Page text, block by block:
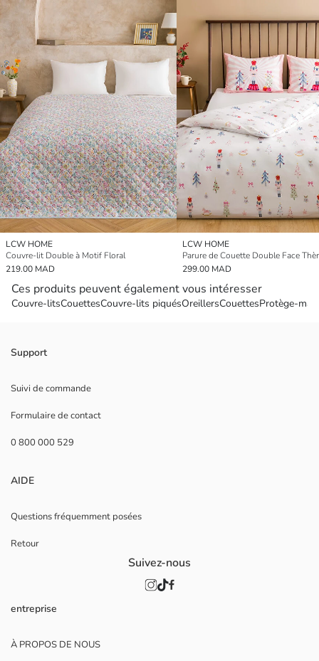
LCW HOME
Couvre-lit Double à Motif Floral
219.00 MAD
LCW HOME
299.00 MAD
Ces produits peuvent également vous intéresser
Couvre-litsCouettesCouvre-lits piquésOreillersCouettesProtège-
Support
Suivi de commande
Formulaire de contact
0 800 000 529
AIDE
Questions fréquemment posées
Retour
entreprise
À PROPOS DE NOUS
Suivez-nous